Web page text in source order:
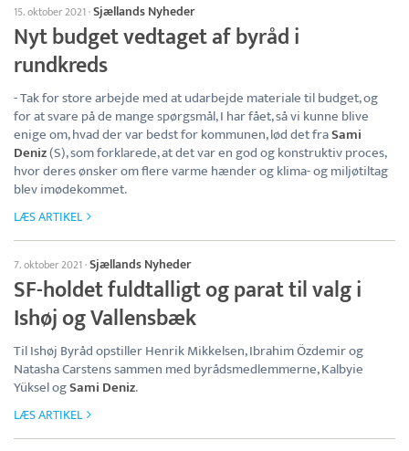
15. oktober 2021·Sjællands Nyheder
Nyt budget vedtaget af byråd i
rundkreds
- Tak for store arbejde med at udarbejde materiale til budget, og
for at svare på de mange spørgsmål, I har fået, så vi kunne blive
enige om, hvad der var bedst for kommunen, lød det fraSami
Deniz(S), som forklarede, at det var en god og konstruktiv proces,
hvor deres ønsker om flere varme hænder og klima- og miljøtiltag
blev imødekommet.
LÆS ARTIKEL
7. oktober 2021·Sjællands Nyheder
SF-holdet fuldtalligt og parat til valg i
Ishøj og Vallensbæk
Til Ishøj Byråd opstiller Henrik Mikkelsen, Ibrahim Özdemir og
Natasha Carstens sammen med byrådsmedlemmerne, Kalbyie
Yüksel ogSami Deniz.
LÆS ARTIKEL